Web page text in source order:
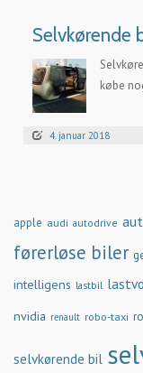
Selvkørende
købe
4. januar 2018
apple audi autodrive
førerløse biler
intelligens lastbil
nvidia renault robo-taxi
selvkørende bil